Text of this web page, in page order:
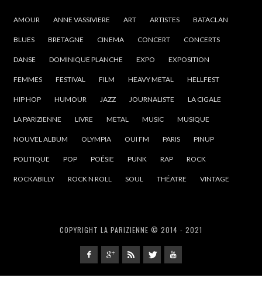
AMOUR ANNE VASSIVIERE ART ARTISTES BATACLAN
BLUES BRETAGNE CINEMA CONCERT CONCERTS
DANSE DOMINIQUE PLANCHE EXPO EXPOSITION
FEMMES FESTIVAL FILM HEAVY METAL HELLFEST
HIP HOP HUMOUR JAZZ JOURNALISTE LA CIGALE
LA PARIZIENNE LIVRE METAL MUSIC MUSIQUE
NOUVEL ALBUM OLYMPIA OUI FM PARIS PINUP
POLITIQUE POP POÉSIE PUNK RAP ROCK
ROCKABILLY ROCK N ROLL SOUL THÉATRE VINTAGE
COPYRIGHT LA PARIZIENNE © 2014 - 2021